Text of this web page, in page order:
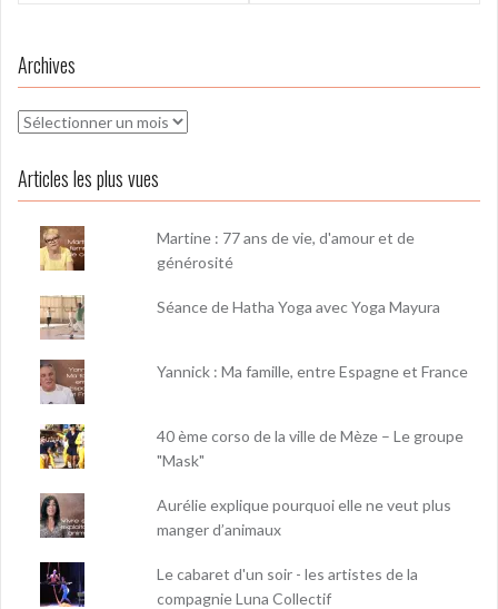
Archives
Archives
Articles les plus vues
Martine : 77 ans de vie, d'amour et de
générosité
Séance de Hatha Yoga avec Yoga Mayura
Yannick : Ma famille, entre Espagne et France
40 ème corso de la ville de Mèze – Le groupe
"Mask"
Aurélie explique pourquoi elle ne veut plus
manger d’animaux
Le cabaret d'un soir - les artistes de la
compagnie Luna Collectif